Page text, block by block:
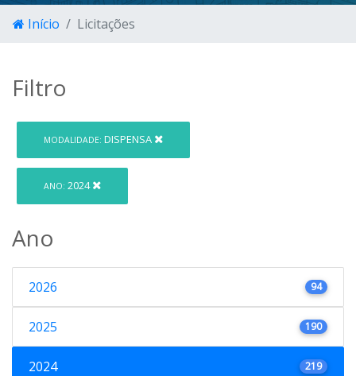
Início Licitações
Filtro
MODALIDADE: DISPENSA
ANO: 2024
Ano
2026 94
2025 190
2024 219